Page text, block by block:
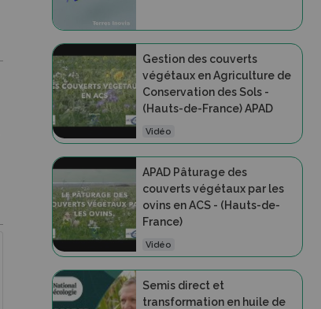
Gestion des couverts
végétaux en Agriculture de
Conservation des Sols -
(Hauts-de-France) APAD
Vidéo
APAD Pâturage des
couverts végétaux par les
ovins en ACS - (Hauts-de-
France)
Vidéo
Semis direct et
transformation en huile de